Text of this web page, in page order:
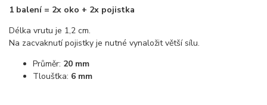
1 balení = 2x oko + 2x pojistka
Délka vrutu je 1,2 cm.
Na zacvaknutí pojistky je nutné vynaložit větší sílu.
Průměr: 20 mm
Tloušťka: 6 mm